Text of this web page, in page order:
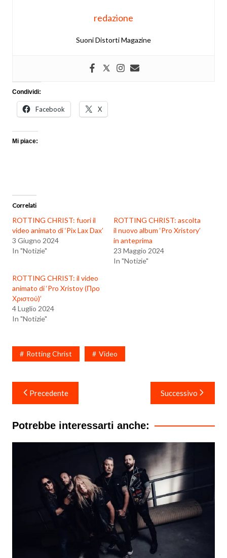
redazione
Suoni Distorti Magazine
Condividi:
Facebook X
Mi piace:
Correlati
ROTTING CHRIST: fuori il
video animato di ‘Pix Lax Dax’
3 Giugno 2024
In "Notizie"
ROTTING CHRIST: ascolta
il nuovo album ‘Pro Xristory’
in anteprima
23 Maggio 2024
In "Notizie"
ROTTING CHRIST: il video
animato di ‘Pro Xristoy (Προ
Χριστού)’
4 Luglio 2024
In "Notizie"
Rotting Christ Video
Navigazione
articoli
Precedente Successivo
Potrebbe interessarti anche: